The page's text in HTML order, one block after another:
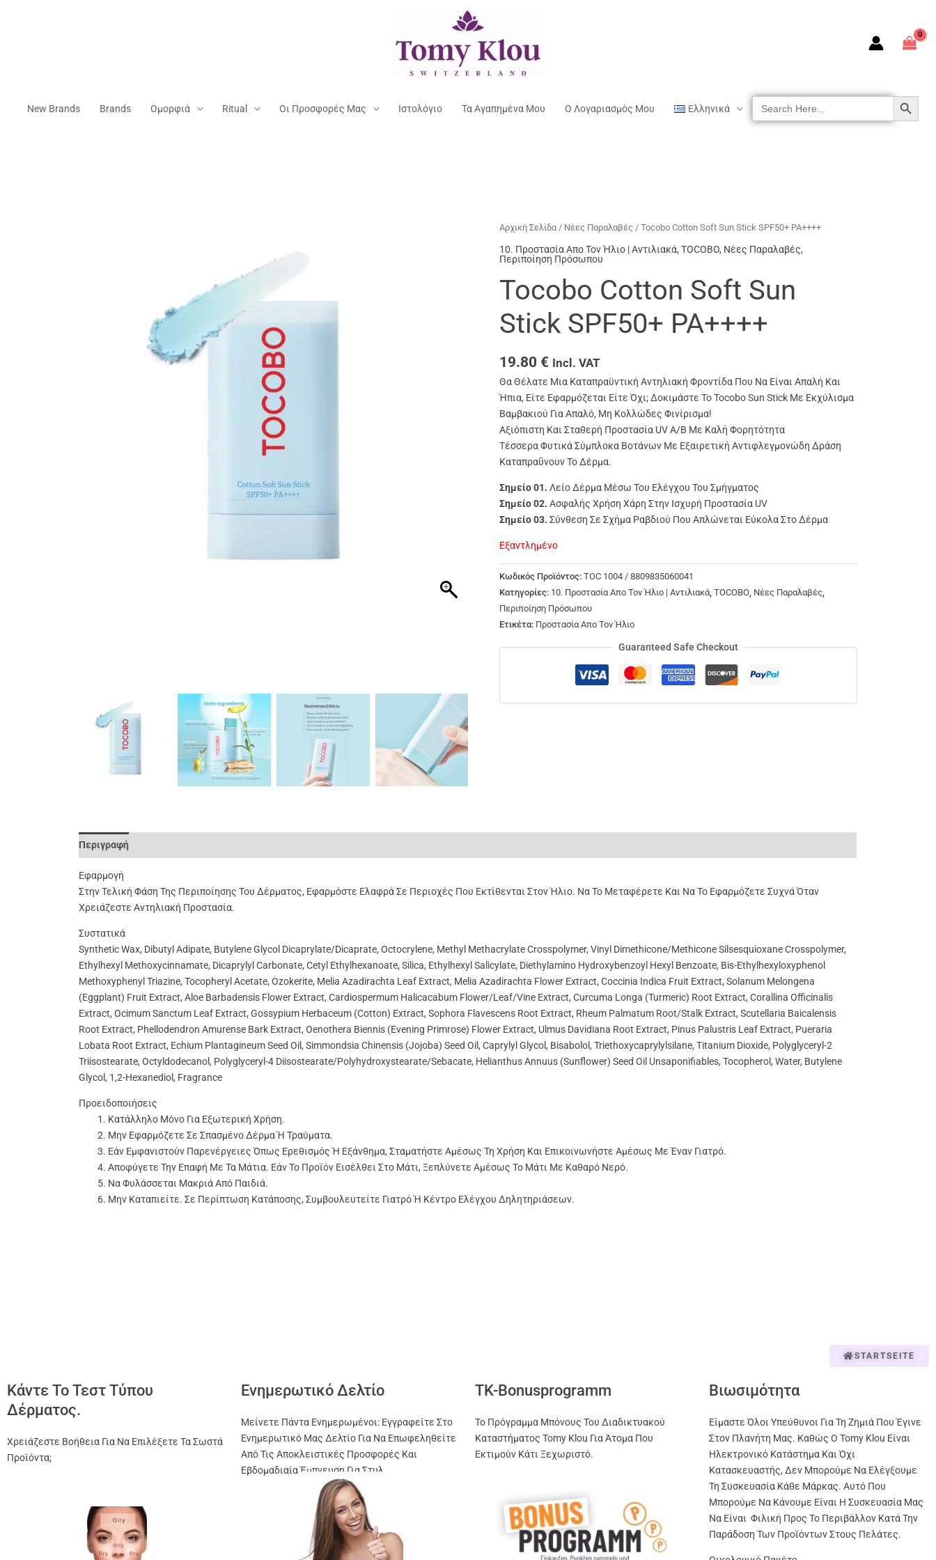
New Brands Brands Ομορφιά Ritual Οι Προσφορές Μας Ιστολόγιο Τα Αγαπημένα Μου Ο Λογαριασμός Μου Ελληνικά
Search
For:
SEARCH BUTTON
Αρχική Σελίδα/ Νέες Παραλαβές/ Tocobo Cotton Soft Sun Stick SPF50+ PA++++
10. Προστασία Απο Τον Ήλιο | Αντιλιακά, TOCOBO, Νέες Παραλαβές,
Περιποίηση Πρόσωπου
Tocobo Cotton Soft Sun
Stick SPF50+ PA++++
19.80 € Incl. VAT
Θα Θέλατε Μια Καταπραϋντική Αντηλιακή Φροντίδα Που Να Είναι Απαλή Και
Ήπια, Είτε Εφαρμόζεται Είτε Όχι; Δοκιμάστε Το Tocobo Sun Stick Με Εκχύλισμα
Βαμβακιού Για Απαλό, Μη Κολλώδες Φινίρισμα!
Αξιόπιστη Και Σταθερή Προστασία UV A/B Με Καλή Φορητότητα
Τέσσερα Φυτικά Σύμπλοκα Βοτάνων Με Εξαιρετική Αντιφλεγμονώδη Δράση
Καταπραΰνουν Το Δέρμα.
Σημείο 01. Λείο Δέρμα Μέσω Του Ελέγχου Του Σμήγματος
Σημείο 02. Ασφαλής Χρήση Χάρη Στην Ισχυρή Προστασία UV
Σημείο 03. Σύνθεση Σε Σχήμα Ραβδιού Που Απλώνεται Εύκολα Στο Δέρμα
Εξαντλημένο
Κωδικός Προϊόντος: TOC 1004 / 8809835060041
Κατηγορίες: 10. Προστασία Απο Τον Ήλιο | Αντιλιακά, TOCOBO, Νέες Παραλαβές,
Περιποίηση Πρόσωπου
Ετικέτα: Προστασία Απο Τον Ήλιο
Guaranteed Safe Checkout
Περιγραφή
Εφαρμογή
Στην Τελική Φάση Της Περιποίησης Του Δέρματος, Εφαρμόστε Ελαφρά Σε Περιοχές Που Εκτίθενται Στον Ήλιο. Να Το Μεταφέρετε Και Να Το Εφαρμόζετε Συχνά Όταν
Χρειάζεστε Αντηλιακή Προστασία.
Συστατικά
Synthetic Wax, Dibutyl Adipate, Butylene Glycol Dicaprylate/Dicaprate, Octocrylene, Methyl Methacrylate Crosspolymer, Vinyl Dimethicone/Methicone Silsesquioxane Crosspolymer,
Ethylhexyl Methoxycinnamate, Dicaprylyl Carbonate, Cetyl Ethylhexanoate, Silica, Ethylhexyl Salicylate, Diethylamino Hydroxybenzoyl Hexyl Benzoate, Bis-Ethylhexyloxyphenol
Methoxyphenyl Triazine, Tocopheryl Acetate, Ozokerite, Melia Azadirachta Leaf Extract, Melia Azadirachta Flower Extract, Coccinia Indica Fruit Extract, Solanum Melongena
(eggplant) Fruit Extract, Aloe Barbadensis Flower Extract, Cardiospermum Halicacabum Flower/Leaf/Vine Extract, Curcuma Longa (turmeric) Root Extract, Corallina Officinalis
Extract, Ocimum Sanctum Leaf Extract, Gossypium Herbaceum (cotton) Extract, Sophora Flavescens Root Extract, Rheum Palmatum Root/Stalk Extract, Scutellaria Baicalensis
Root Extract, Phellodendron Amurense Bark Extract, Oenothera Biennis (evening Primrose) Flower Extract, Ulmus Davidiana Root Extract, Pinus Palustris Leaf Extract, Pueraria
Lobata Root Extract, Echium Plantagineum Seed Oil, Simmondsia Chinensis (jojoba) Seed Oil, Caprylyl Glycol, Bisabolol, Triethoxycaprylylsilane, Titanium Dioxide, Polyglyceryl-2
Triisostearate, Octyldodecanol, Polyglyceryl-4 Diisostearate/Polyhydroxystearate/Sebacate, Helianthus Annuus (sunflower) Seed Oil Unsaponifiables, Tocopherol, Water, Butylene
Glycol, 1,2-Hexanediol, Fragrance
Προειδοποιήσεις
Κατάλληλο Μόνο Για Εξωτερική Χρήση.
Μην Εφαρμόζετε Σε Σπασμένο Δέρμα Ή Τραύματα.
Εάν Εμφανιστούν Παρενέργειες Όπως Ερεθισμός Ή Εξάνθημα, Σταματήστε Αμέσως Τη Χρήση Και Επικοινωνήστε Αμέσως Με Έναν Γιατρό.
Αποφύγετε Την Επαφή Με Τα Μάτια. Εάν Το Προϊόν Εισέλθει Στο Μάτι, Ξεπλύνετε Αμέσως Το Μάτι Με Καθαρό Νερό.
Να Φυλάσσεται Μακριά Από Παιδιά.
Μην Καταπιείτε. Σε Περίπτωση Κατάποσης, Συμβουλευτείτε Γιατρό Ή Κέντρο Ελέγχου Δηλητηριάσεων.
STARTSEITE
Κάντε Το Τεστ Τύπου
Δέρματος.
Χρειάζεστε Βοήθεια Για Να Επιλέξετε Τα Σωστά
Προϊόντα;
Ενημερωτικό Δελτίο
Μείνετε Πάντα Ενημερωμένοι: Εγγραφείτε Στο
Ενημερωτικό Μας Δελτίο Για Να Επωφεληθείτε
Από Τις Αποκλειστικές Προσφορές Και
Εβδομαδιαία Έμπνευση Για Στυλ
TK-Bonusprogramm
Το Πρόγραμμα Μπόνους Του Διαδικτυακού
Καταστήματος Tomy Klou Για Άτομα Που
Εκτιμούν Κάτι Ξεχωριστό.
Βιωσιμότητα
Είμαστε Όλοι Υπεύθυνοι Για Τη Ζημιά Που Έγινε
Στον Πλανήτη Μας. Καθώς Ο Tomy Klou Είναι
Ηλεκτρονικό Κατάστημα Και Όχι
Κατασκευαστής, Δεν Μπορούμε Να Ελέγξουμε
Τη Συσκευασία Κάθε Μάρκας. Αυτό Που
Μπορούμε Να Κάνουμε Είναι Η Συσκευασία Μας
Να Είναι Φιλική Προς Το Περιβάλλον Κατά Την
Παράδοση Των Προϊόντων Στους Πελάτες.